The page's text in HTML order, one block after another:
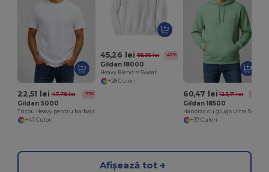
22,51 lei 47,78 lei -53%
Gildan 5000
Tricou Heavy pentru bărbați
+47 Culori
45,26 lei 85,36 lei -47%
Gildan 18000
Heavy Blend™ Sweat
+28 Culori
60,47 lei 123,71 lei -51%
Gildan 18500
+37 Culori
Afișează tot